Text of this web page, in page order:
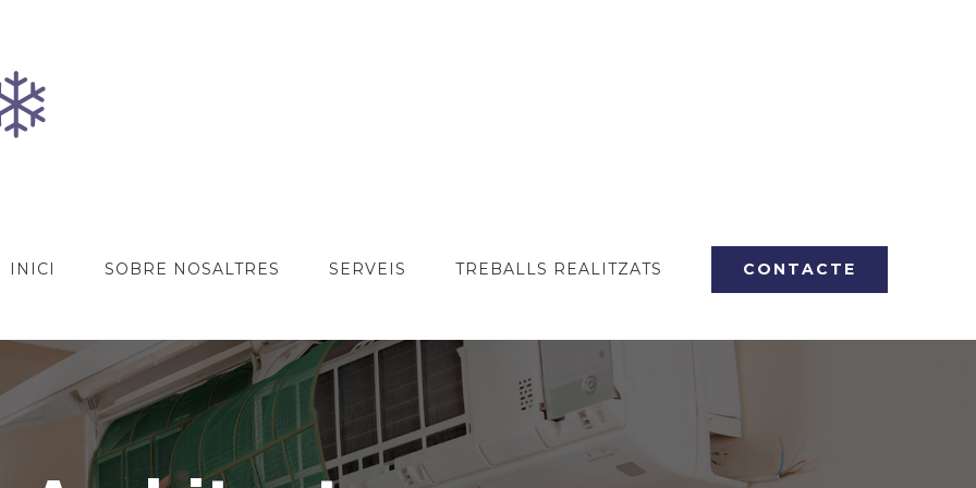
INICI SOBRE NOSALTRES SERVEIS TREBALLS REALITZATS CONTACTE